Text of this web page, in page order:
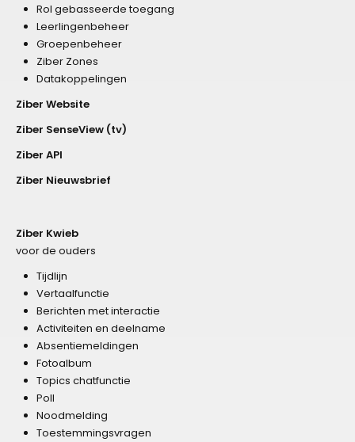
Rol gebasseerde toegang
Leerlingenbeheer
Groepenbeheer
Ziber Zones
Datakoppelingen
Ziber Website
Ziber SenseView (tv)
Ziber API
Ziber Nieuwsbrief
Ziber Kwieb
voor de ouders
Tijdlijn
Vertaalfunctie
Berichten met interactie
Activiteiten en deelname
Absentiemeldingen
Fotoalbum
Topics chatfunctie
Poll
Noodmelding
Toestemmingsvragen